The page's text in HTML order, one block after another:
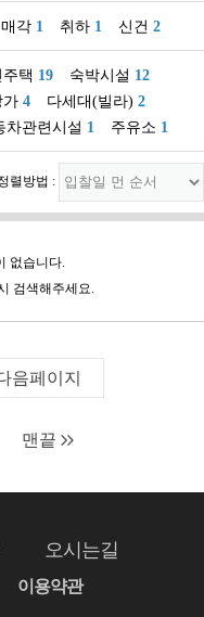
매각 1 취하 1 신건 2
택 19 숙박시설 12
가 4 다세대(빌라) 2
차관련시설 1 주유소 1
렬방법 :
없습니다.
검색해주세요.
음페이지
맨끝
오시는길
이용약관